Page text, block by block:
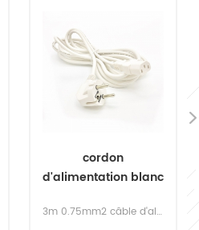
cordon
d'alimentation blanc
femelle
3m 0.75mm2 câble d'alimentation standard euro 3c certifié long cordon d'alimentation. la sécurité est la chose la plus importante lors de votre utilisation quotidienne. les cordons sont strictement conformes à la certification de sécurité 3c, tous sont conformes à la norme européenne.